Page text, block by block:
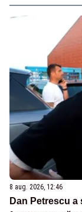
8 aug. 2026, 12:46
Dan Petrescu a